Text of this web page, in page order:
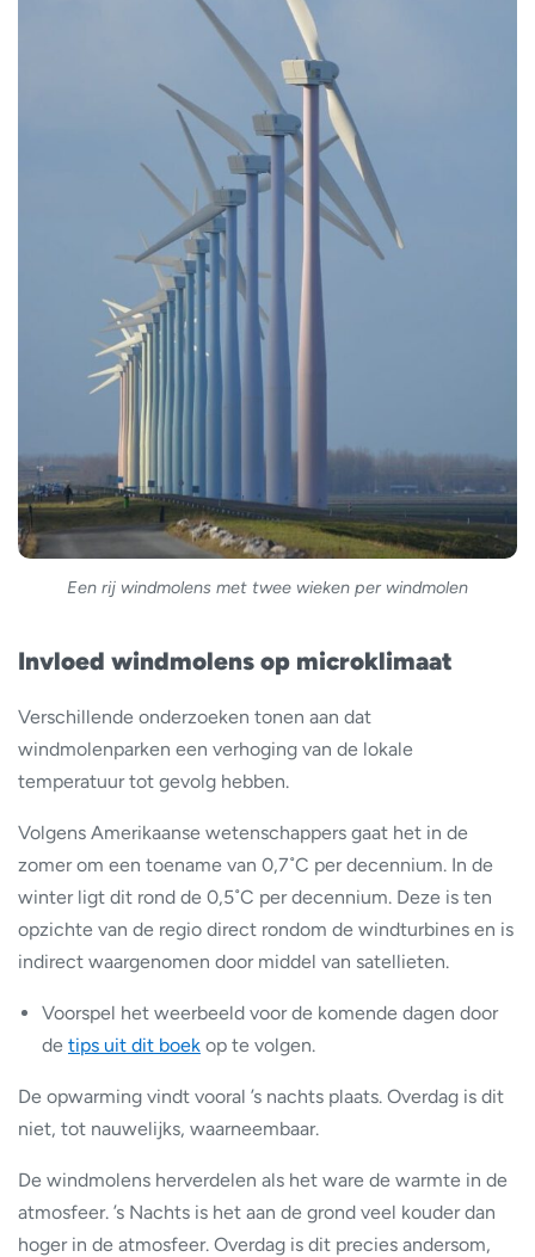
Een rij windmolens met twee wieken per windmolen
Invloed windmolens op microklimaat
Verschillende onderzoeken tonen aan dat
windmolenparken een verhoging van de lokale
temperatuur tot gevolg hebben.
Volgens Amerikaanse wetenschappers gaat het in de
zomer om een toename van 0,7˚C per decennium. In de
winter ligt dit rond de 0,5˚C per decennium. Deze is ten
opzichte van de regio direct rondom de windturbines en is
indirect waargenomen door middel van satellieten.
Voorspel het weerbeeld voor de komende dagen door
de tips uit dit boek op te volgen.
De opwarming vindt vooral ’s nachts plaats. Overdag is dit
niet, tot nauwelijks, waarneembaar.
De windmolens herverdelen als het ware de warmte in de
atmosfeer. ’s Nachts is het aan de grond veel kouder dan
hoger in de atmosfeer. Overdag is dit precies andersom,